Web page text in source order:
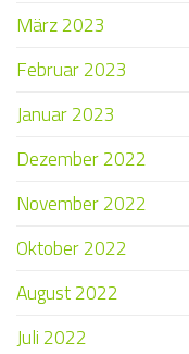
März 2023
Februar 2023
Januar 2023
Dezember 2022
November 2022
Oktober 2022
August 2022
Juli 2022